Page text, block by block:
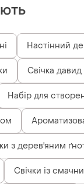
Настінний
Свічка давид
Набір для
з дерев'яним
Свічки із